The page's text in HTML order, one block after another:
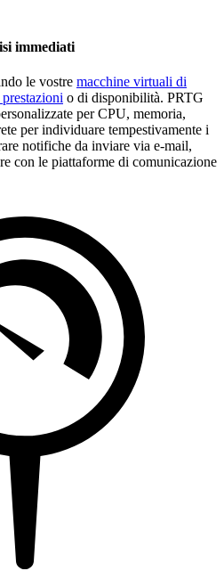
immediati
le vostre macchine virtuali di
o di disponibilità. PRTG
per CPU, memoria,
per individuare tempestivamente i
notifiche da inviare via e-mail,
con le piattaforme di comunicazione